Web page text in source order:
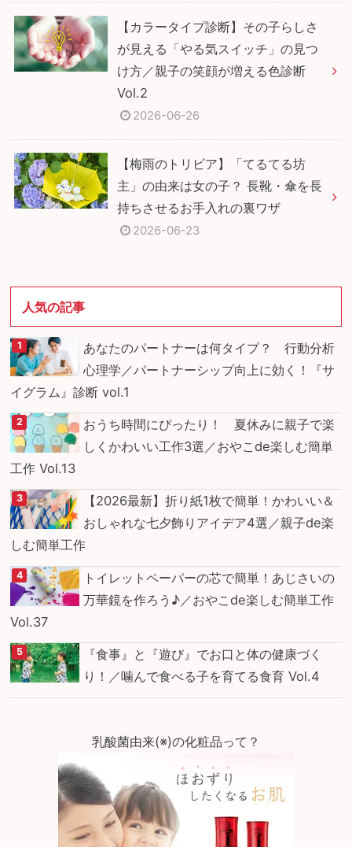
【カラータイプ診断】その子らしさ
が見える「やる気スイッチ」の見つ
け方／親子の笑顔が増える色診断
Vol.2
2026-06-26
【梅雨のトリビア】「てるてる坊
主」の由来は女の子？ 長靴・傘を長
持ちさせるお手入れの裏ワザ
2026-06-23
人気の記事
あなたのパートナーは何タイプ？ 行動分析
心理学／パートナーシップ向上に効く！『サ
イグラム』診断 vol.1
おうち時間にぴったり！ 夏休みに親子で楽
しくかわいい工作3選／おやこde楽しむ簡単
工作 Vol.13
【2026最新】折り紙1枚で簡単！かわいい＆
おしゃれな七夕飾りアイデア4選／親子de楽
しむ簡単工作
トイレットペーパーの芯で簡単！あじさいの
万華鏡を作ろう♪／おやこde楽しむ簡単工作
Vol.37
『食事』と『遊び』でお口と体の健康づく
り！／噛んで食べる子を育てる食育 Vol.4
乳酸菌由来(※)の化粧品って？